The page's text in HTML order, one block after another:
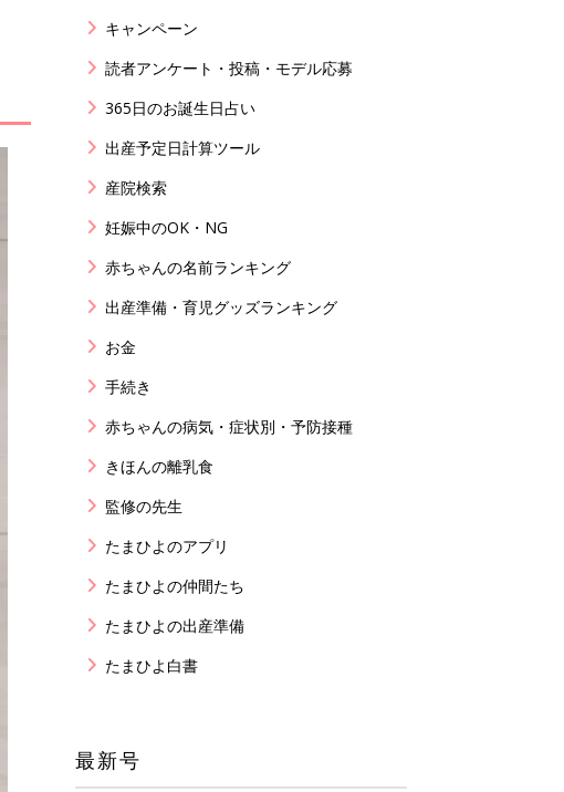
キャンペーン
読者アンケート・投稿・モデル応募
365日のお誕生日占い
出産予定日計算ツール
産院検索
妊娠中のOK・NG
赤ちゃんの名前ランキング
出産準備・育児グッズランキング
お金
手続き
赤ちゃんの病気・症状別・予防接種
きほんの離乳食
監修の先生
たまひよのアプリ
たまひよの仲間たち
たまひよの出産準備
たまひよ白書
最新号